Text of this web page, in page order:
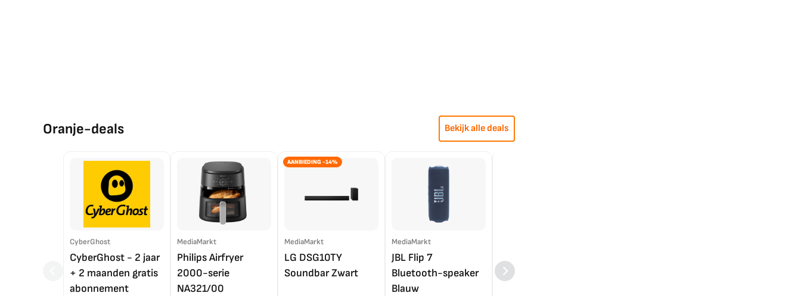
Oranje-deals Bekijk alle deals
CyberGhost
CyberGhost - 2 jaar
+ 2 maanden gratis
abonnement
MediaMarkt
Philips Airfryer
2000-serie
NA321/00
AANBIEDING -14%
MediaMarkt
LG DSG10TY
Soundbar Zwart
MediaMarkt
JBL Flip 7
Bluetooth-speaker
Blauw
4K TV (2025)